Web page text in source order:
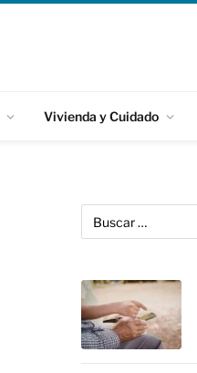
Vivienda y Cuidado